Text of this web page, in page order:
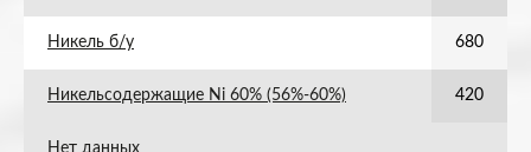
Никель б/у 680
Никельсодержащие Ni 60% (56%-60%) 420
Нет данных